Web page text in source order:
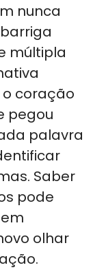
nunca
múltipla
o coração
pegou
palavra
Saber
pode
olhar